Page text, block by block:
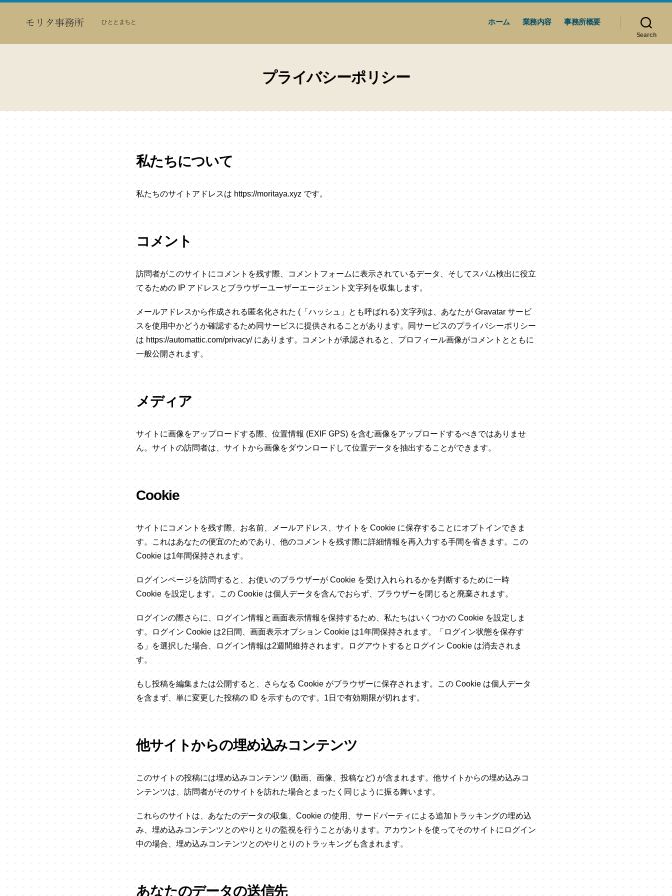
ひととまちと ホーム 業務内容 事務所概要
Search
プライバシーポリシー
私たちについて
私たちのサイトアドレスは https://moritaya.xyz です。
コメント
訪問者がこのサイトにコメントを残す際、コメントフォームに表示されているデータ、そしてスパム検出に役立
てるための IP アドレスとブラウザーユーザーエージェント文字列を収集します。
メールアドレスから作成される匿名化された (「ハッシュ」とも呼ばれる) 文字列は、あなたが Gravatar サービ
スを使用中かどうか確認するため同サービスに提供されることがあります。同サービスのプライバシーポリシー
は https://automattic.com/privacy/ にあります。コメントが承認されると、プロフィール画像がコメントとともに
一般公開されます。
メディア
サイトに画像をアップロードする際、位置情報 (EXIF GPS) を含む画像をアップロードするべきではありませ
ん。サイトの訪問者は、サイトから画像をダウンロードして位置データを抽出することができます。
Cookie
サイトにコメントを残す際、お名前、メールアドレス、サイトを Cookie に保存することにオプトインできま
す。これはあなたの便宜のためであり、他のコメントを残す際に詳細情報を再入力する手間を省きます。この
Cookie は1年間保持されます。
ログインページを訪問すると、お使いのブラウザーが Cookie を受け入れられるかを判断するために一時
Cookie を設定します。この Cookie は個人データを含んでおらず、ブラウザーを閉じると廃棄されます。
ログインの際さらに、ログイン情報と画面表示情報を保持するため、私たちはいくつかの Cookie を設定しま
す。ログイン Cookie は2日間、画面表示オプション Cookie は1年間保持されます。「ログイン状態を保存す
る」を選択した場合、ログイン情報は2週間維持されます。ログアウトするとログイン Cookie は消去されま
す。
もし投稿を編集または公開すると、さらなる Cookie がブラウザーに保存されます。この Cookie は個人データ
を含まず、単に変更した投稿の ID を示すものです。1日で有効期限が切れます。
他サイトからの埋め込みコンテンツ
このサイトの投稿には埋め込みコンテンツ (動画、画像、投稿など) が含まれます。他サイトからの埋め込みコ
ンテンツは、訪問者がそのサイトを訪れた場合とまったく同じように振る舞います。
これらのサイトは、あなたのデータの収集、Cookie の使用、サードパーティによる追加トラッキングの埋め込
み、埋め込みコンテンツとのやりとりの監視を行うことがあります。アカウントを使ってそのサイトにログイン
中の場合、埋め込みコンテンツとのやりとりのトラッキングも含まれます。
あなたのデータの送信先